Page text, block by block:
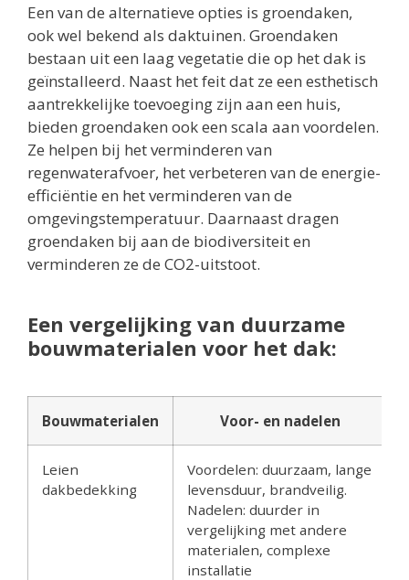
Een van de alternatieve opties is groendaken,
ook wel bekend als daktuinen. Groendaken
bestaan uit een laag vegetatie die op het dak is
geïnstalleerd. Naast het feit dat ze een esthetisch
aantrekkelijke toevoeging zijn aan een huis,
bieden groendaken ook een scala aan voordelen.
Ze helpen bij het verminderen van
regenwaterafvoer, het verbeteren van de energie-
efficiëntie en het verminderen van de
omgevingstemperatuur. Daarnaast dragen
groendaken bij aan de biodiversiteit en
verminderen ze de CO2-uitstoot.
Een vergelijking van duurzame
bouwmaterialen voor het dak:
Bouwmaterialen Voor- en nadelen
Leien
dakbedekking
Voordelen: duurzaam, lange
levensduur, brandveilig.
Nadelen: duurder in
vergelijking met andere
materialen, complexe
installatie